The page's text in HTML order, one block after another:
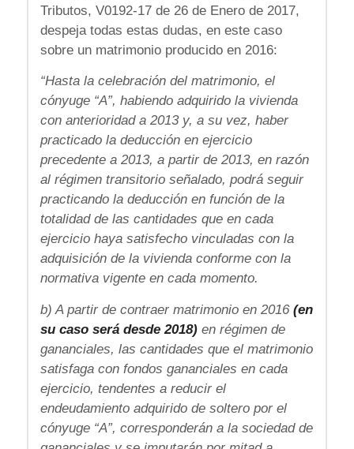
Tributos, V0192-17 de 26 de Enero de 2017,
despeja todas estas dudas, en este caso
sobre un matrimonio producido en 2016:
“Hasta la celebración del matrimonio, el
cónyuge “A”, habiendo adquirido la vivienda
con anterioridad a 2013 y, a su vez, haber
practicado la deducción en ejercicio
precedente a 2013, a partir de 2013, en razón
al régimen transitorio señalado, podrá seguir
practicando la deducción en función de la
totalidad de las cantidades que en cada
ejercicio haya satisfecho vinculadas con la
adquisición de la vivienda conforme con la
normativa vigente en cada momento.
b) A partir de contraer matrimonio en 2016 (en
su caso será desde 2018) en régimen de
gananciales, las cantidades que el matrimonio
satisfaga con fondos gananciales en cada
ejercicio, tendentes a reducir el
endeudamiento adquirido de soltero por el
cónyuge “A”, corresponderán a la sociedad de